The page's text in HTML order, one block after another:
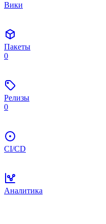
Вики
Пакеты
0
Релизы
0
CI/CD
Аналитика